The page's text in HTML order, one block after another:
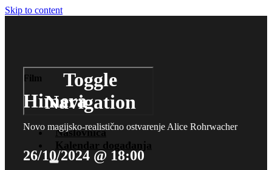
Skip to content
Toggle
Navigation
Naslovnica
Kalendar događanja
Film
Himera
Novo magijsko-realistično ostvarenje Alice Rohrwacher
26/10/2024 @ 18:00